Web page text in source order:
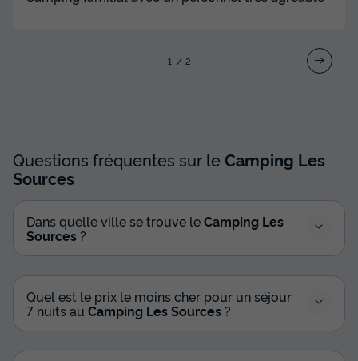
LUXE avec terrasse et climatisation
Salle de bain
CHALET 5 personnes - Chalet CONFORT LUXE avec
terrasse et climatisation
du30/08/2026
693 €
Voir les disponibilités
1 2
Questions fréquentes sur leCamping Les
Sources
Dans quelle ville se trouve leCamping Les
Sources ?
Quel est le prix le moins cher pour un séjour
7 nuits au Camping Les Sources ?